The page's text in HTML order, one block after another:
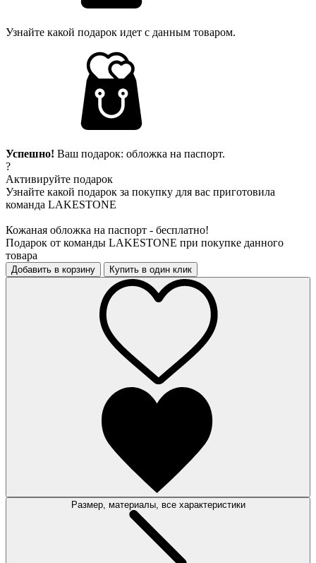
Узнайте какой подарок идет с данным товаром.
Успешно! Ваш подарок: обложка на паспорт.
?
Активируйте подарок
Узнайте какой подарок за покупку для вас приготовила
команда LAKESTONE
Кожаная обложка на паспорт - бесплатно!
Подарок от команды LAKESTONE при покупке данного
товара
Добавить в корзину Купить в один клик
Размер, материалы, все характеристики